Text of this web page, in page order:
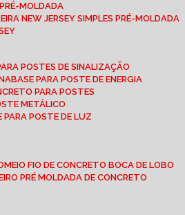
PRÉ-MOLDADA
NEW JERSEY SIMPLES PRÉ-MOLDADA
POSTES DE SINALIZAÇÃO
BASE PARA POSTE DE ENERGIA
PARA POSTES
METÁLICO
PARA POSTE DE LUZ
MEIO FIO DE CONCRETO BOCA DE LOBO
PRÉ MOLDADA DE CONCRETO